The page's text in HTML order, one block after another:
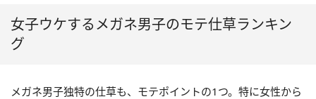
女子ウケするメガネ男子のモテ仕草ランキン
グ
メガネ男子独特の仕草も、モテポイントの1つ。特に女性から